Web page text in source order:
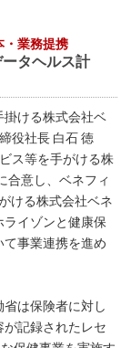
・業務提携
タヘルス計
掛ける株式会社ベ
役社長 白石 徳
ス等を手がける株
合意し、ベネフィ
ける株式会社ベネ
イゾンと健康保
事業連携を進め
は保険者に対し
記録されたレセ